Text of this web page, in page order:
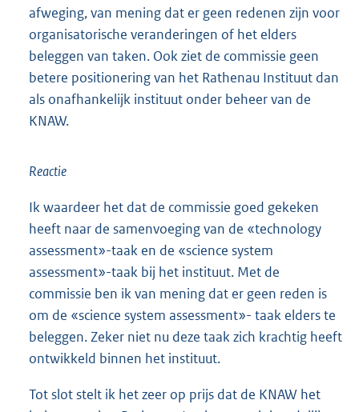
afweging, van mening dat er geen redenen zijn voor
organisatorische veranderingen of het elders
beleggen van taken. Ook ziet de commissie geen
betere positionering van het Rathenau Instituut dan
als onafhankelijk instituut onder beheer van de
KNAW.
Reactie
Ik waardeer het dat de commissie goed gekeken
heeft naar de samenvoeging van de «technology
assessment»-taak en de «science system
assessment»-taak bij het instituut. Met de
commissie ben ik van mening dat er geen reden is
om de «science system assessment»- taak elders te
beleggen. Zeker niet nu deze taak zich krachtig heeft
ontwikkeld binnen het instituut.
Tot slot stelt ik het zeer op prijs dat de KNAW het